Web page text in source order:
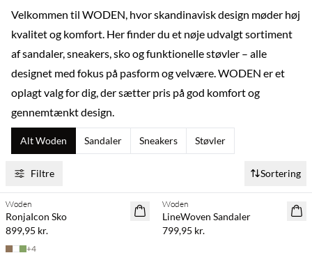
Velkommen til WODEN, hvor skandinavisk design møder høj
kvalitet og komfort. Her finder du et nøje udvalgt sortiment
af sandaler, sneakers, sko og funktionelle støvler – alle
designet med fokus på pasform og velvære. WODEN er et
oplagt valg for dig, der sætter pris på god komfort og
gennemtænkt design.
Alt Woden Sandaler Sneakers Støvler
Filtre Sortering
Woden
RonjaIcon Sko
899,95 kr.
+4
Woden
LineWoven Sandaler
799,95 kr.